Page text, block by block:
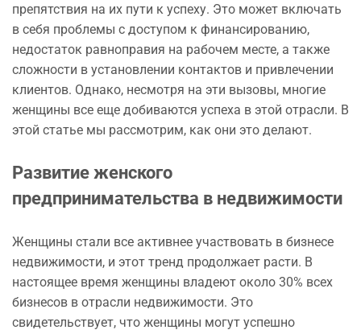
препятствия на их пути к успеху. Это может включать
в себя проблемы с доступом к финансированию,
недостаток равноправия на рабочем месте, а также
сложности в установлении контактов и привлечении
клиентов. Однако, несмотря на эти вызовы, многие
женщины все еще добиваются успеха в этой отрасли. В
этой статье мы рассмотрим, как они это делают.
Развитие женского
предпринимательства в недвижимости
Женщины стали все активнее участвовать в бизнесе
недвижимости, и этот тренд продолжает расти. В
настоящее время женщины владеют около 30% всех
бизнесов в отрасли недвижимости. Это
свидетельствует, что женщины могут успешно